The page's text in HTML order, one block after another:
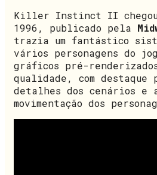
Killer Instinct II chegou
1996, publicado pela
trazia um fantástico
vários personagens do
gráficos pré-
qualidade, com
detalhes dos cenários e
movimentação dos